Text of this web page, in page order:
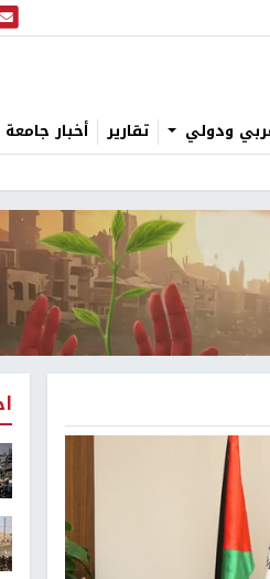
ودولي تقارير أخبار جامعة